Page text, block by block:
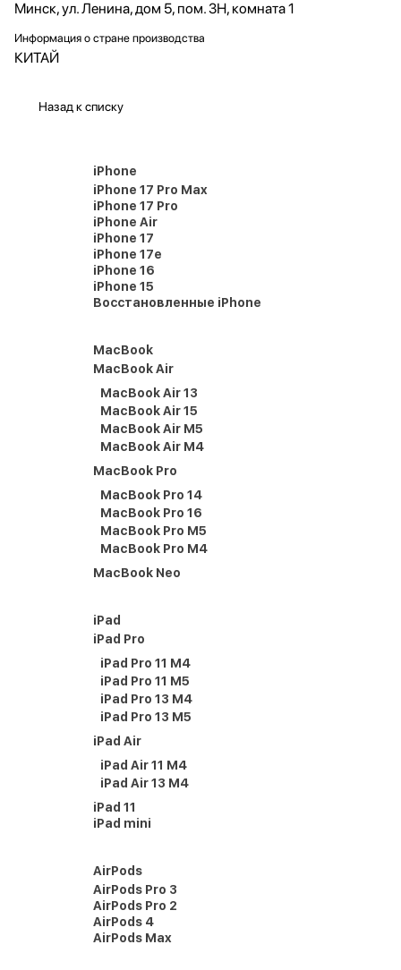
Минск, ул. Ленина, дом 5, пом. 3Н, комната 1
Информация о стране производства
КИТАЙ
Назад к списку
iPhone
iPhone 17 Pro Max
iPhone 17 Pro
iPhone Air
iPhone 17
iPhone 17e
iPhone 16
iPhone 15
Восстановленные iPhone
MacBook
MacBook Air
MacBook Air 13
MacBook Air 15
MacBook Air M5
MacBook Air M4
MacBook Pro
MacBook Pro 14
MacBook Pro 16
MacBook Pro M5
MacBook Pro M4
MacBook Neo
iPad
iPad Pro
iPad Pro 11 M4
iPad Pro 11 M5
iPad Pro 13 M4
iPad Pro 13 M5
iPad Air
iPad Air 11 M4
iPad Air 13 M4
iPad 11
iPad mini
AirPods
AirPods Pro 3
AirPods Pro 2
AirPods 4
AirPods Max